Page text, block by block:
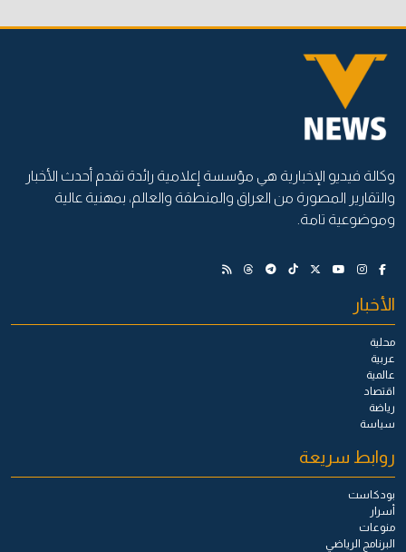
وكالة فيديو الإخبارية هي مؤسسة إعلامية رائدة تقدم أحدث الأخبار
والتقارير المصورة من العراق والمنطقة والعالم، بمهنية عالية
وموضوعية تامة.
الأخبار
محلية
عربية
عالمية
اقتصاد
رياضة
سياسة
روابط سريعة
بودكاست
أسرار
منوعات
البرنامج الرياضي